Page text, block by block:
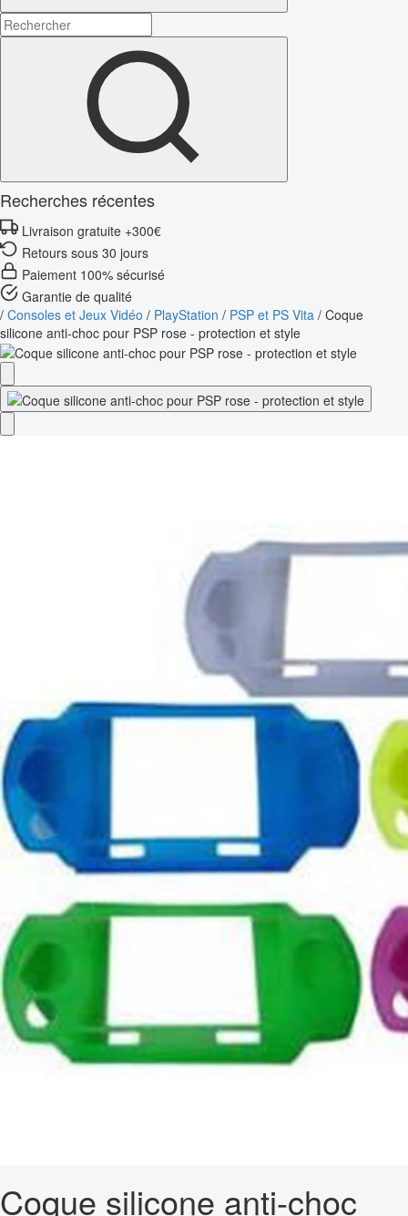
Recherches récentes
Livraison gratuite +300€
Retours sous 30 jours
Paiement 100% sécurisé
Garantie de qualité
/ Consoles et Jeux Vidéo / PlayStation / PSP et PS Vita / Coque
silicone anti-choc pour PSP rose - protection et style
Coque silicone anti-choc